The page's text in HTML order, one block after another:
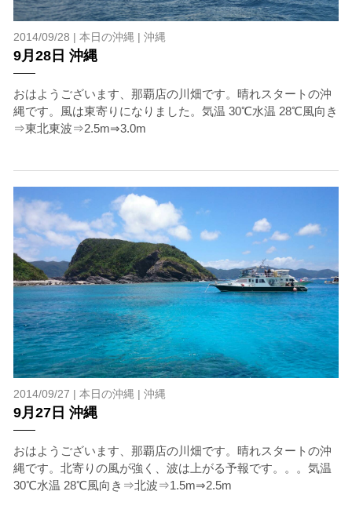
2014/09/28 | 本日の沖縄 | 沖縄
9月28日 沖縄
おはようございます、那覇店の川畑です。晴れスタートの沖
縄です。風は東寄りになりました。気温 30℃水温 28℃風向き
⇒東北東波⇒2.5m⇒3.0m
2014/09/27 | 本日の沖縄 | 沖縄
9月27日 沖縄
おはようございます、那覇店の川畑です。晴れスタートの沖
縄です。北寄りの風が強く、波は上がる予報です。。。気温
30℃水温 28℃風向き⇒北波⇒1.5m⇒2.5m